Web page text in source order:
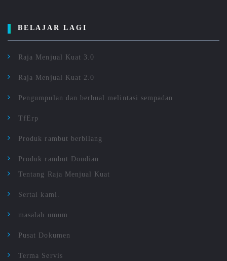
BELAJAR LAGI
Raja Menjual Kuat 3.0
Raja Menjual Kuat 2.0
Pengumpulan dan berbual melintasi sempadan
TfErp
Produk rambut berbilang
Produk rambut Doudian
Tentang Raja Menjual Kuat
Sertai kami.
masalah umum
Pusat Dokumen
Terma Servis